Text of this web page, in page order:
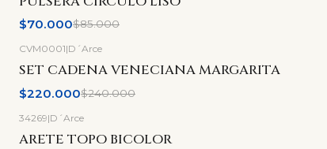
$70.000$85.000
-8% OFF
CVM0001|D´Arce
SET CADENA VENECIANA MARGARITA
$220.000$240.000
-17% OFF
34269|D´Arce
ARETE TOPO BICOLOR